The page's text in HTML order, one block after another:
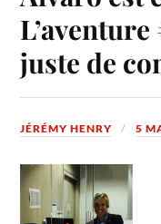
juste de
JÉRÉMY HENRY 5